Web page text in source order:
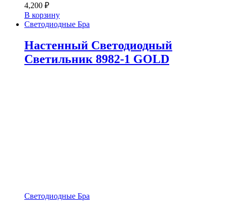
4,200 ₽
В корзину
Светодиодные Бра
Настенный Светодиодный
Светильник 8982-1 GOLD
Светодиодные Бра